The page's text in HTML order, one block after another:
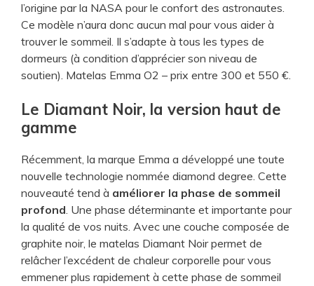
l’origine par la NASA pour le confort des astronautes.
Ce modèle n’aura donc aucun mal pour vous aider à
trouver le sommeil. Il s’adapte à tous les types de
dormeurs (à condition d’apprécier son niveau de
soutien). Matelas Emma O2 – prix entre 300 et 550 €.
Le Diamant Noir, la version haut de
gamme
Récemment, la marque Emma a développé une toute
nouvelle technologie nommée diamond degree. Cette
nouveauté tend à améliorer la phase de sommeil
profond. Une phase déterminante et importante pour
la qualité de vos nuits. Avec une couche composée de
graphite noir, le matelas Diamant Noir permet de
relâcher l’excédent de chaleur corporelle pour vous
emmener plus rapidement à cette phase de sommeil